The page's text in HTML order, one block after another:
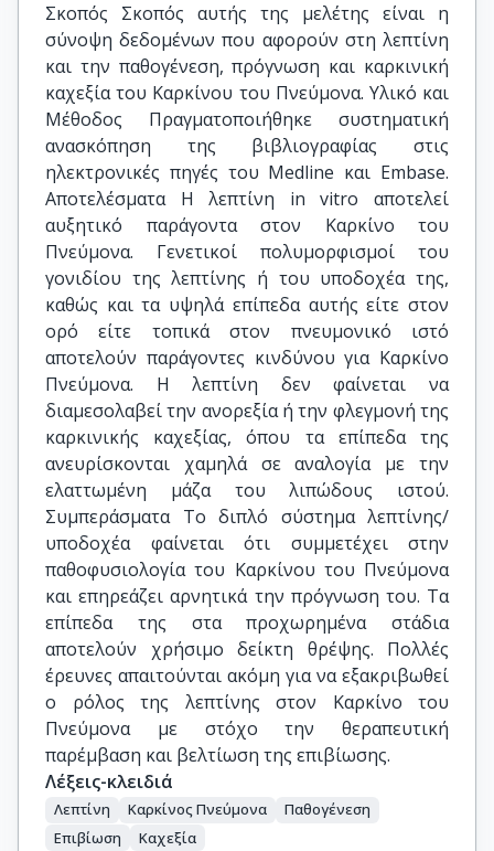
Σκοπός Σκοπός αυτής της μελέτης είναι η
σύνοψη δεδομένων που αφορούν στη λεπτίνη
και την παθογένεση, πρόγνωση και καρκινική
καχεξία του Καρκίνου του Πνεύμονα. Υλικό και
Μέθοδος Πραγματοποιήθηκε συστηματική
ανασκόπηση της βιβλιογραφίας στις
ηλεκτρονικές πηγές του Medline και Embase.
Αποτελέσματα Η λεπτίνη in vitro αποτελεί
αυξητικό παράγοντα στον Καρκίνο του
Πνεύμονα. Γενετικοί πολυμορφισμοί του
γονιδίου της λεπτίνης ή του υποδοχέα της,
καθώς και τα υψηλά επίπεδα αυτής είτε στον
ορό είτε τοπικά στον πνευμονικό ιστό
αποτελούν παράγοντες κινδύνου για Καρκίνο
Πνεύμονα. Η λεπτίνη δεν φαίνεται να
διαμεσολαβεί την ανορεξία ή την φλεγμονή της
καρκινικής καχεξίας, όπου τα επίπεδα της
ανευρίσκονται χαμηλά σε αναλογία με την
ελαττωμένη μάζα του λιπώδους ιστού.
Συμπεράσματα Το διπλό σύστημα λεπτίνης/
υποδοχέα φαίνεται ότι συμμετέχει στην
παθοφυσιολογία του Καρκίνου του Πνεύμονα
και επηρεάζει αρνητικά την πρόγνωση του. Τα
επίπεδα της στα προχωρημένα στάδια
αποτελούν χρήσιμο δείκτη θρέψης. Πολλές
έρευνες απαιτούνται ακόμη για να εξακριβωθεί
ο ρόλος της λεπτίνης στον Καρκίνο του
Πνεύμονα με στόχο την θεραπευτική
παρέμβαση και βελτίωση της επιβίωσης.
Λέξεις-κλειδιά
Λεπτίνη Καρκίνος Πνεύμονα
Παθογένεση
Επιβίωση
Καχεξία